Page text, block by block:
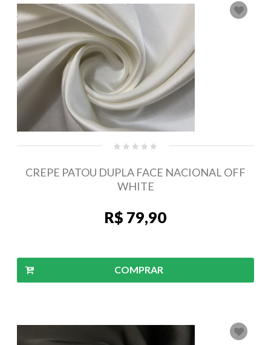
CREPE PATOU DUPLA FACE NACIONAL OFF
WHITE
R$ 79,90
COMPRAR